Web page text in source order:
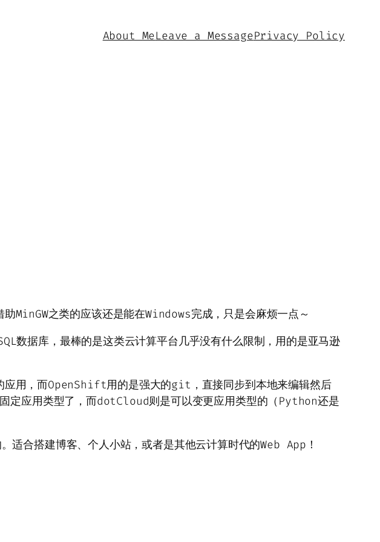
About MeLeave a MessagePrivacy Policy
之类的应该还是能在Windows完成，只是会麻烦一点～
据库，最棒的是这类云计算平台几乎没有什么限制，用的是亚马逊
用，而OpenShift用的是强大的git，直接同步到本地来编辑然后
定应用类型了，而dotCloud则是可以变更应用类型的（Python还是
适合搭建博客、个人小站，或者是其他云计算时代的Web App！